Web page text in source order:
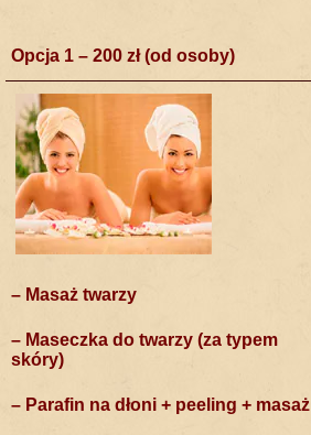
Opcja 1 – 200 zł (od osoby)
– Masaż twarzy
– Maseczka do twarzy (za typem
skóry)
– Parafin na dłoni + peeling + masaż